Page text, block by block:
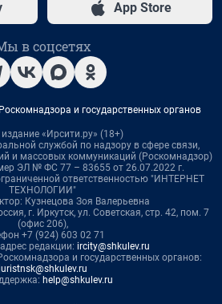
App Store
в соцсетях
и государственных органов
«Ирсити.ру» (18+)
службой по надзору в сфере связи,
и массовых коммуникаций (Роскомнадзор)
ЭЛ № ФС 77 – 83655 от 26.07.2022 г.
ответственностью "ИНТЕРНЕТ
ТЕХНОЛОГИИ"
Кузнецова Зоя Валерьевна
г. Иркутск, ул. Советская, стр. 42, пом. 7
(офис 206),
+7 (924) 603 02 71
редакции: ircity@shkulev.ru
и государственных органов:
help@shkulev.ru